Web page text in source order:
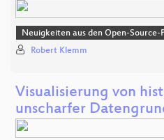
Neuigkeiten aus den Open-Source-
Robert Klemm
Visualisierung von
unscharfer